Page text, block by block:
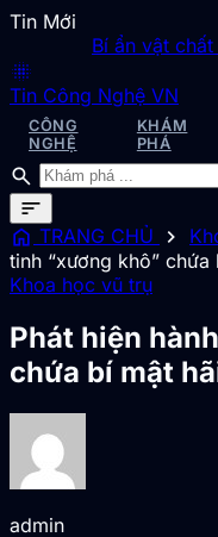
Tin Mới
Bí ẩn vật chất
blur_on
Tin Công Nghệ VN
CÔNG
NGHỆ
KHÁM
PHÁ
search
sort
home TRANG CHỦ chevron_right
tinh “xương khô” chứa
Khoa học vũ trụ
Phát hiện
chứa bí mật
admin